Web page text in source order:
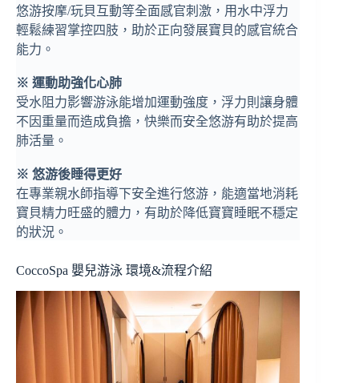
悠游按摩/玩貝互動等全面感官刺激，用水中浮力
輕鬆練習掌控四肢，助於正向發展寶貝的感官統合
能力。
※ 運動助強化心肺
受水阻力影響游泳能增加運動強度，浮力則讓身體
不因重量而造成負擔，快樂而安全悠游有助於提高
肺活量。
※ 悠游後睡得更好
在專業親水師指導下安全進行悠游，能適當地消耗
寶貝精力旺盛的體力，有助於降低寶寶睡眠不穩定
的狀況。
CoccoSpa 嬰兒游泳 環境&流程介紹